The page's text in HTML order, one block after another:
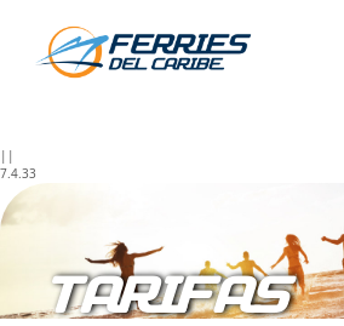
||
7.4.33
TARIFAS